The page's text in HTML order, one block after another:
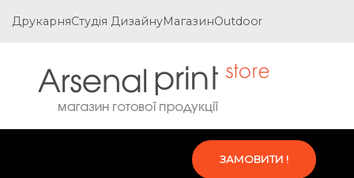
ДрукарняСтудія ДизайнуМагазинOutdoor
ЗАМОВИТИ !